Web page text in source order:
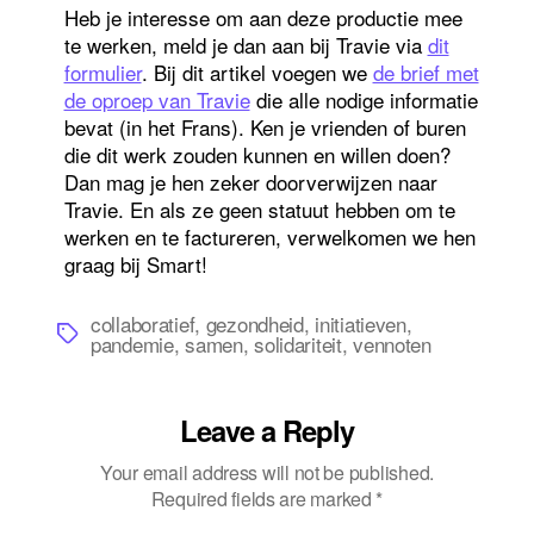
Heb je interesse om aan deze productie mee
te werken, meld je dan aan bij Travie via dit
formulier. Bij dit artikel voegen we de brief met
de oproep van Traviedie alle nodige informatie
bevat (in het Frans). Ken je vrienden of buren
die dit werk zouden kunnen en willen doen?
Dan mag je hen zeker doorverwijzen naar
Travie. En als ze geen statuut hebben om te
werken en te factureren, verwelkomen we hen
graag bij Smart!
Tagscollaboratief, gezondheid, initiatieven,
pandemie,samen,solidariteit,vennoten
Leave a Reply
Your email address will not be published.
Required fields are marked *